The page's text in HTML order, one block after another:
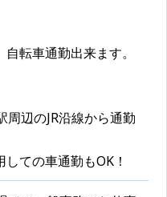
転車通勤出来ます。
辺のJR沿線から通勤
ての車通勤もOK！